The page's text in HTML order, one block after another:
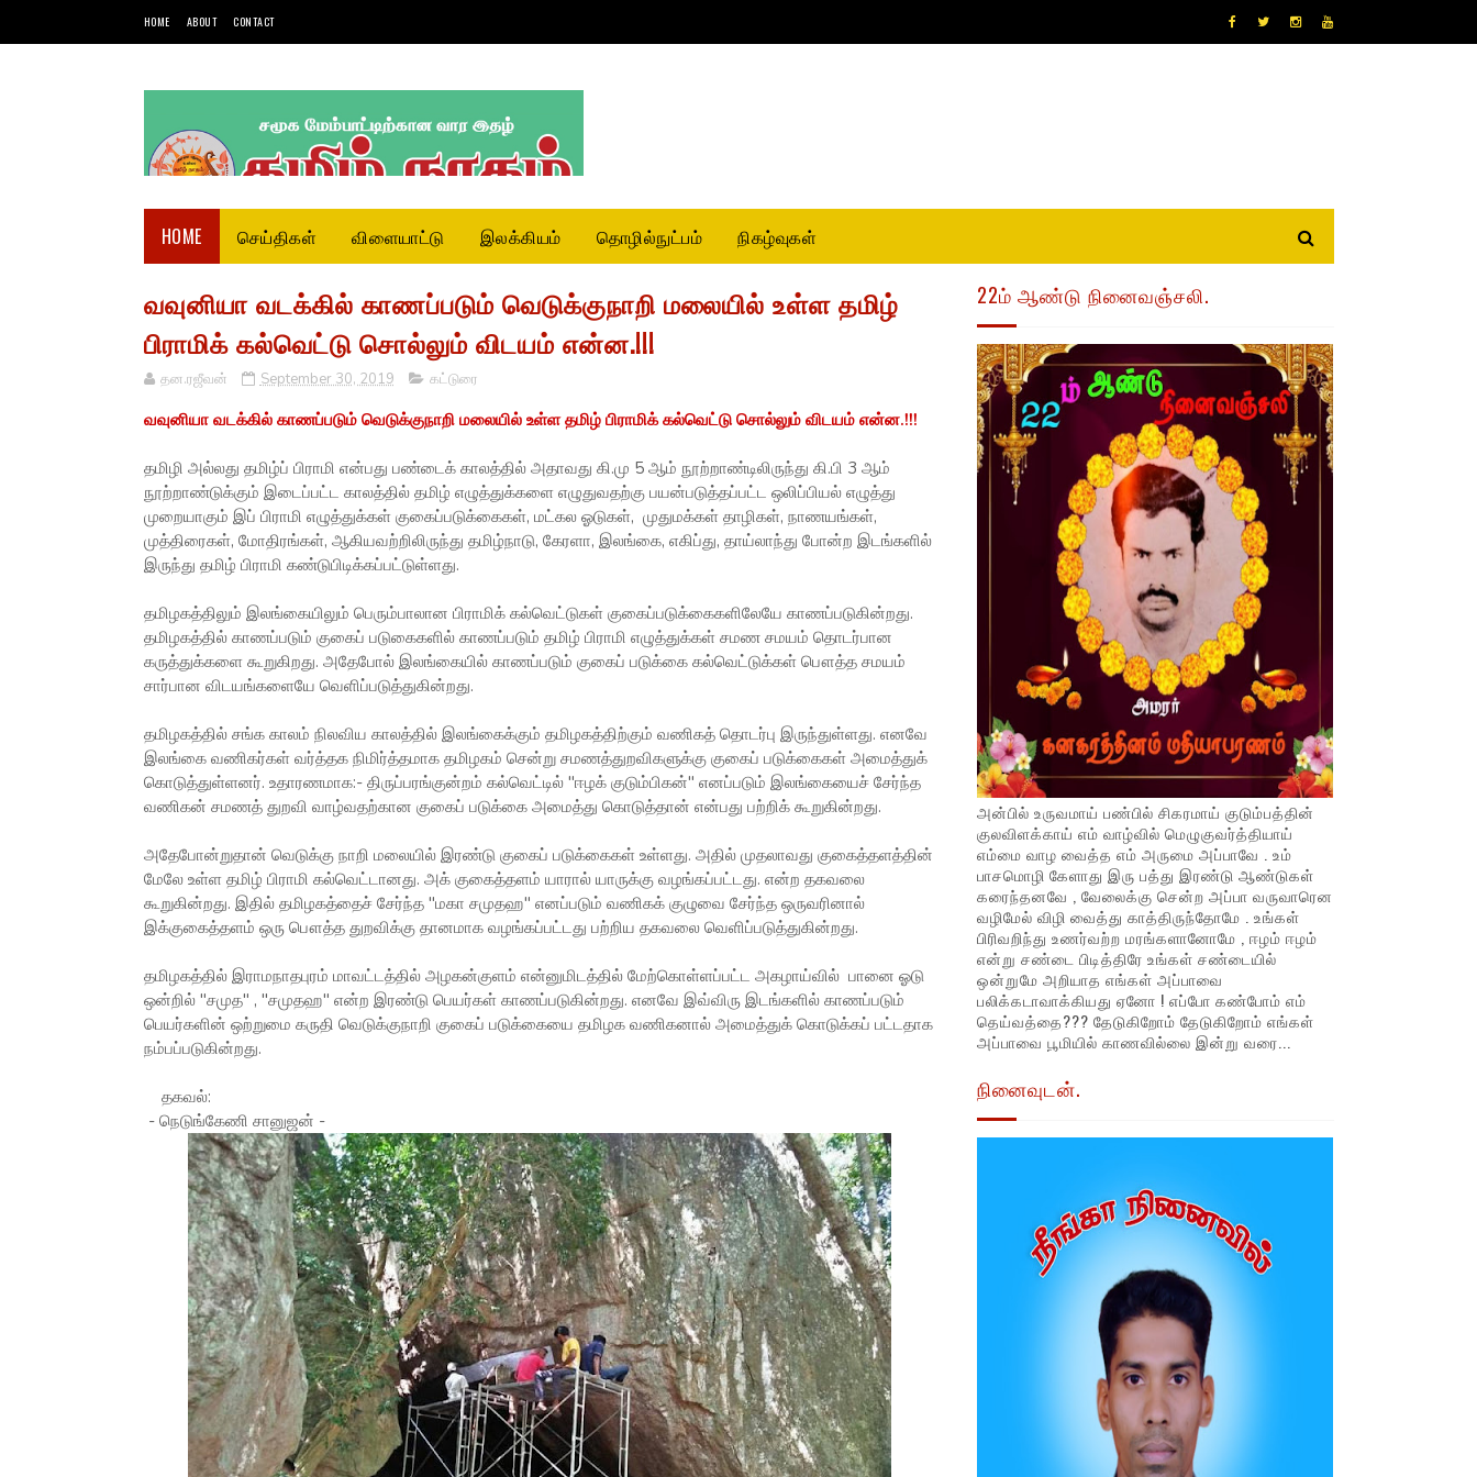
HOME ABOUT CONTACT
HOME செய்திகள் விளையாட்டு இலக்கியம் தொழில்நுட்பம் நிகழ்வுகள்
வவுனியா வடக்கில் காணப்படும் வெடுக்குநாறி மலையில் உள்ள தமிழ்
பிராமிக் கல்வெட்டு சொல்லும் விடயம் என்ன.!!!
தன.ரஜீவன் September 30, 2019 கட்டுரை
வவுனியா வடக்கில் காணப்படும் வெடுக்குநாறி மலையில் உள்ள தமிழ் பிராமிக் கல்வெட்டு சொல்லும் விடயம் என்ன.!!!
தமிழி அல்லது தமிழ்ப் பிராமி என்பது பண்டைக் காலத்தில் அதாவது கி.மு 5 ஆம் நூற்றாண்டிலிருந்து கி.பி 3 ஆம்
நூற்றாண்டுக்கும் இடைப்பட்ட காலத்தில் தமிழ் எழுத்துக்களை எழுதுவதற்கு பயன்படுத்தப்பட்ட ஒலிப்பியல் எழுத்து
முறையாகும் இப் பிராமி எழுத்துக்கள் குகைப்படுக்கைகள், மட்கல ஓடுகள், முதுமக்கள் தாழிகள், நாணயங்கள்,
முத்திரைகள், மோதிரங்கள், ஆகியவற்றிலிருந்து தமிழ்நாடு, கேரளா, இலங்கை, எகிப்து, தாய்லாந்து போன்ற இடங்களில்
இருந்து தமிழ் பிராமி கண்டுபிடிக்கப்பட்டுள்ளது.
தமிழகத்திலும் இலங்கையிலும் பெரும்பாலான பிராமிக் கல்வெட்டுகள் குகைப்படுக்கைகளிலேயே காணப்படுகின்றது.
தமிழகத்தில் காணப்படும் குகைப் படுகைகளில் காணப்படும் தமிழ் பிராமி எழுத்துக்கள் சமண சமயம் தொடர்பான
கருத்துக்களை கூறுகிறது. அதேபோல் இலங்கையில் காணப்படும் குகைப் படுக்கை கல்வெட்டுக்கள் பௌத்த சமயம்
சார்பான விடயங்களையே வெளிப்படுத்துகின்றது.
தமிழகத்தில் சங்க காலம் நிலவிய காலத்தில் இலங்கைக்கும் தமிழகத்திற்கும் வணிகத் தொடர்பு இருந்துள்ளது. எனவே
இலங்கை வணிகர்கள் வர்த்தக நிமிர்த்தமாக தமிழகம் சென்று சமணத்துறவிகளுக்கு குகைப் படுக்கைகள் அமைத்துக்
கொடுத்துள்ளனர். உதாரணமாக:- திருப்பரங்குன்றம் கல்வெட்டில் "ஈழக் குடும்பிகன்" எனப்படும் இலங்கையைச் சேர்ந்த
வணிகன் சமணத் துறவி வாழ்வதற்கான குகைப் படுக்கை அமைத்து கொடுத்தான் என்பது பற்றிக் கூறுகின்றது.
அதேபோன்றுதான் வெடுக்கு நாறி மலையில் இரண்டு குகைப் படுக்கைகள் உள்ளது. அதில் முதலாவது குகைத்தளத்தின்
மேலே உள்ள தமிழ் பிராமி கல்வெட்டானது. அக் குகைத்தளம் யாரால் யாருக்கு வழங்கப்பட்டது. என்ற தகவலை
கூறுகின்றது. இதில் தமிழகத்தைச் சேர்ந்த "மகா சமுதஹ" எனப்படும் வணிகக் குழுவை சேர்ந்த ஒருவரினால்
இக்குகைத்தளம் ஒரு பௌத்த துறவிக்கு தானமாக வழங்கப்பட்டது பற்றிய தகவலை வெளிப்படுத்துகின்றது.
தமிழகத்தில் இராமநாதபுரம் மாவட்டத்தில் அழகன்குளம் என்னுமிடத்தில் மேற்கொள்ளப்பட்ட அகழாய்வில் பானை ஓடு
ஒன்றில் "சமுத" , "சமுதஹ" என்ற இரண்டு பெயர்கள் காணப்படுகின்றது. எனவே இவ்விரு இடங்களில் காணப்படும்
பெயர்களின் ஒற்றுமை கருதி வெடுக்குநாறி குகைப் படுக்கையை தமிழக வணிகனால் அமைத்துக் கொடுக்கப் பட்டதாக
நம்பப்படுகின்றது.
தகவல்:
- நெடுங்கேணி சானுஜன் -
22ம் ஆண்டு நினைவஞ்சலி.
அன்பில் உருவமாய் பண்பில் சிகரமாய் குடும்பத்தின்
குலவிளக்காய் எம் வாழ்வில் மெழுகுவர்த்தியாய்
எம்மை வாழ வைத்த எம் அருமை அப்பாவே . உம்
பாசமொழி கேளாது இரு பத்து இரண்டு ஆண்டுகள்
கரைந்தனவே , வேலைக்கு சென்ற அப்பா வருவாரென
வழிமேல் விழி வைத்து காத்திருந்தோமே . உங்கள்
பிரிவறிந்து உணர்வற்ற மரங்களானோமே , ஈழம் ஈழம்
என்று சண்டை பிடித்திரே உங்கள் சண்டையில்
ஒன்றுமே அறியாத எங்கள் அப்பாவை
பலிக்கடாவாக்கியது ஏனோ ! எப்போ கண்போம் எம்
தெய்வத்தை??? தேடுகிறோம் தேடுகிறோம் எங்கள்
அப்பாவை பூமியில் காணவில்லை இன்று வரை...
நினைவுடன்.